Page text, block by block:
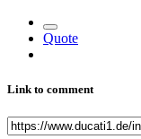
Quote
Link to comment